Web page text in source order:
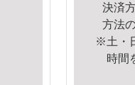
決済
方法
※土・
時間